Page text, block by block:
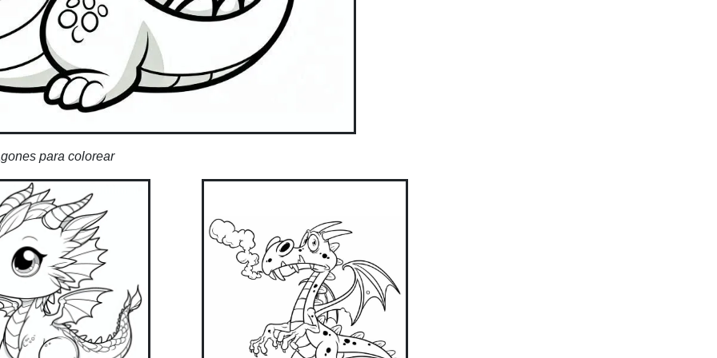
para colorear